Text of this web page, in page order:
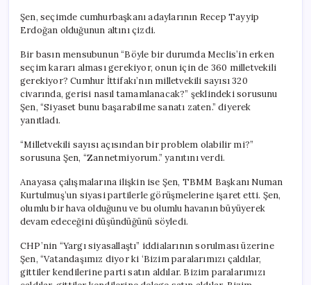
Şen, seçimde cumhurbaşkanı adaylarının Recep Tayyip
Erdoğan olduğunun altını çizdi.
Bir basın mensubunun “Böyle bir durumda Meclis’in erken
seçim kararı alması gerekiyor, onun için de 360 milletvekili
gerekiyor? Cumhur İttifakı’nın milletvekili sayısı 320
civarında, gerisi nasıl tamamlanacak?” şeklindeki sorusunu
Şen, “Siyaset bunu başarabilme sanatı zaten.” diyerek
yanıtladı.
“Milletvekili sayısı açısından bir problem olabilir mi?”
sorusuna Şen, “Zannetmiyorum.” yanıtını verdi.
Anayasa çalışmalarına ilişkin ise Şen, TBMM Başkanı Numan
Kurtulmuş’un siyasi partilerle görüşmelerine işaret etti. Şen,
olumlu bir hava olduğunu ve bu olumlu havanın büyüyerek
devam edeceğini düşündüğünü söyledi.
CHP’nin “Yargı siyasallaştı” iddialarının sorulması üzerine
Şen, “Vatandaşımız diyor ki ‘Bizim paralarımızı çaldılar,
gittiler kendilerine parti satın aldılar. Bizim paralarımızı